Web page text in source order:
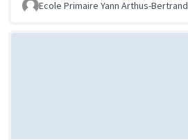
Ecole Primaire Yann Arthus-Bertrand